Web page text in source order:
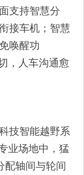
支持智慧分
接车机；智慧
唤醒功
，人车沟通愈
技智能越野系
业场地中，猛
配轴间与轮间